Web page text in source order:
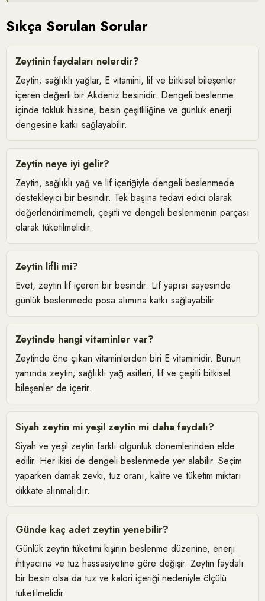
Sıkça Sorulan Sorular
Zeytinin faydaları nelerdir?
Zeytin; sağlıklı yağlar, E vitamini, lif ve bitkisel bileşenler
içeren değerli bir Akdeniz besinidir. Dengeli beslenme
içinde tokluk hissine, besin çeşitliliğine ve günlük enerji
dengesine katkı sağlayabilir.
Zeytin neye iyi gelir?
Zeytin, sağlıklı yağ ve lif içeriğiyle dengeli beslenmede
destekleyici bir besindir. Tek başına tedavi edici olarak
değerlendirilmemeli, çeşitli ve dengeli beslenmenin parçası
olarak tüketilmelidir.
Zeytin lifli mi?
Evet, zeytin lif içeren bir besindir. Lif yapısı sayesinde
günlük beslenmede posa alımına katkı sağlayabilir.
Zeytinde hangi vitaminler var?
Zeytinde öne çıkan vitaminlerden biri E vitaminidir. Bunun
yanında zeytin; sağlıklı yağ asitleri, lif ve çeşitli bitkisel
bileşenler de içerir.
Siyah zeytin mi yeşil zeytin mi daha faydalı?
Siyah ve yeşil zeytin farklı olgunluk dönemlerinden elde
edilir. Her ikisi de dengeli beslenmede yer alabilir. Seçim
yaparken damak zevki, tuz oranı, kalite ve tüketim miktarı
dikkate alınmalıdır.
Günde kaç adet zeytin yenebilir?
Günlük zeytin tüketimi kişinin beslenme düzenine, enerji
ihtiyacına ve tuz hassasiyetine göre değişir. Zeytin faydalı
bir besin olsa da tuz ve kalori içeriği nedeniyle ölçülü
tüketilmelidir.